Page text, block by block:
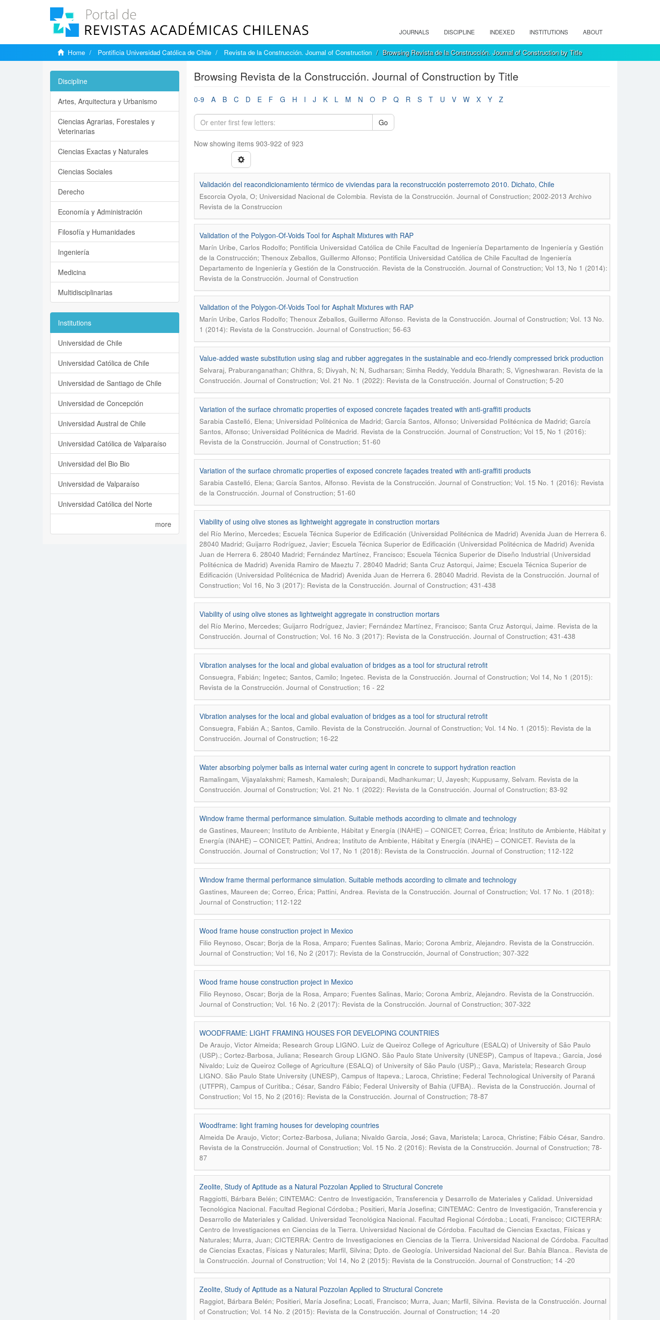
JOURNALS DISCIPLINE INDEXED INSTITUTIONS ABOUT
Home Pontificia Universidad Católica de Chile Revista de la Construcción. Journal of Construction Browsing Revista de la Construcción. Journal of Construction by Title
Browsing Revista de la Construcción. Journal of Construction by Title
0-9 A B C D E F G H I J K L M N O P Q R S T U V W X Y Z
Go
Now showing items 903-922 of 923
Validación del reacondicionamiento térmico de viviendas para la reconstrucción posterremoto 2010. Dichato, Chile
Escorcia Oyola, O; Universidad Nacional de Colombia. Revista de la Construcción. Journal of Construction; 2002-2013 Archivo
Revista de la Construccion
Validation of the Polygon-Of-Voids Tool for Asphalt Mixtures with RAP
Marín Uribe, Carlos Rodolfo; Pontificia Universidad Católica de Chile Facultad de Ingeniería Departamento de Ingeniería y Gestión
de la Construcción; Thenoux Zeballos, Guillermo Alfonso; Pontificia Universidad Católica de Chile Facultad de Ingeniería
Departamento de Ingeniería y Gestión de la Construcción. Revista de la Construcción. Journal of Construction; Vol 13, No 1 (2014):
Revista de la Construcción. Journal of Construction
Validation of the Polygon-Of-Voids Tool for Asphalt Mixtures with RAP
Marín Uribe, Carlos Rodolfo; Thenoux Zeballos, Guillermo Alfonso. Revista de la Construcción. Journal of Construction; Vol. 13 No.
1 (2014): Revista de la Construcción. Journal of Construction; 56-63
Value-added waste substitution using slag and rubber aggregates in the sustainable and eco-friendly compressed brick production
Selvaraj, Praburanganathan; Chithra, S; Divyah, N; N, Sudharsan; Simha Reddy, Yeddula Bharath; S, Vigneshwaran. Revista de la
Construcción. Journal of Construction; Vol. 21 No. 1 (2022): Revista de la Construcción. Journal of Construction; 5-20
Variation of the surface chromatic properties of exposed concrete façades treated with anti-graffiti products
Sarabia Castelló, Elena; Universidad Politécnica de Madrid; García Santos, Alfonso; Universidad Politécnica de Madrid; García
Santos, Alfonso; Universidad Politécnica de Madrid. Revista de la Construcción. Journal of Construction; Vol 15, No 1 (2016):
Revista de la Construcción. Journal of Construction; 51-60
Variation of the surface chromatic properties of exposed concrete façades treated with anti-graffiti products
Sarabia Castelló, Elena; García Santos, Alfonso. Revista de la Construcción. Journal of Construction; Vol. 15 No. 1 (2016): Revista
de la Construcción. Journal of Construction; 51-60
Viability of using olive stones as lightweight aggregate in construction mortars
del Río Merino, Mercedes; Escuela Técnica Superior de Edificación (Universidad Politécnica de Madrid) Avenida Juan de Herrera 6.
28040 Madrid; Guijarro Rodríguez, Javier; Escuela Técnica Superior de Edificación (Universidad Politécnica de Madrid) Avenida
Juan de Herrera 6. 28040 Madrid; Fernández Martínez, Francisco; Escuela Técnica Superior de Diseño Industrial (Universidad
Politécnica de Madrid) Avenida Ramiro de Maeztu 7. 28040 Madrid; Santa Cruz Astorqui, Jaime; Escuela Técnica Superior de
Edificación (Universidad Politécnica de Madrid) Avenida Juan de Herrera 6. 28040 Madrid. Revista de la Construcción. Journal of
Construction; Vol 16, No 3 (2017): Revista de la Construcción. Journal of Construction; 431-438
Viability of using olive stones as lightweight aggregate in construction mortars
del Río Merino, Mercedes; Guijarro Rodríguez, Javier; Fernández Martínez, Francisco; Santa Cruz Astorqui, Jaime. Revista de la
Construcción. Journal of Construction; Vol. 16 No. 3 (2017): Revista de la Construcción. Journal of Construction; 431-438
Vibration analyses for the local and global evaluation of bridges as a tool for structural retrofit
Consuegra, Fabián; Ingetec; Santos, Camilo; Ingetec. Revista de la Construcción. Journal of Construction; Vol 14, No 1 (2015):
Revista de la Construcción. Journal of Construction; 16 - 22
Vibration analyses for the local and global evaluation of bridges as a tool for structural retrofit
Consuegra, Fabián A.; Santos, Camilo. Revista de la Construcción. Journal of Construction; Vol. 14 No. 1 (2015): Revista de la
Construcción. Journal of Construction; 16-22
Water absorbing polymer balls as internal water curing agent in concrete to support hydration reaction
Ramalingam, Vijayalakshmi; Ramesh, Kamalesh; Duraipandi, Madhankumar; U, Jayesh; Kuppusamy, Selvam. Revista de la
Construcción. Journal of Construction; Vol. 21 No. 1 (2022): Revista de la Construcción. Journal of Construction; 83-92
Window frame thermal performance simulation. Suitable methods according to climate and technology
de Gastines, Maureen; Instituto de Ambiente, Hábitat y Energía (INAHE) – CONICET; Correa, Érica; Instituto de Ambiente, Hábitat y
Energía (INAHE) – CONICET; Pattini, Andrea; Instituto de Ambiente, Hábitat y Energía (INAHE) – CONICET. Revista de la
Construcción. Journal of Construction; Vol 17, No 1 (2018): Revista de la Construcción. Journal of Construction; 112-122
Window frame thermal performance simulation. Suitable methods according to climate and technology
Gastines, Maureen de; Correo, Érica; Pattini, Andrea. Revista de la Construcción. Journal of Construction; Vol. 17 No. 1 (2018):
Journal of Construction; 112-122
Wood frame house construction project in Mexico
Filio Reynoso, Oscar; Borja de la Rosa, Amparo; Fuentes Salinas, Mario; Corona Ambriz, Alejandro. Revista de la Construcción.
Journal of Construction; Vol 16, No 2 (2017): Revista de la Construcción, Journal of Construction; 307-322
Wood frame house construction project in Mexico
Filio Reynoso, Oscar; Borja de la Rosa, Amparo; Fuentes Salinas, Mario; Corona Ambriz, Alejandro. Revista de la Construcción.
Journal of Construction; Vol. 16 No. 2 (2017): Revista de la Construcción. Journal of Construction; 307-322
WOODFRAME: LIGHT FRAMING HOUSES FOR DEVELOPING COUNTRIES
De Araujo, Victor Almeida; Research Group LIGNO. Luiz de Queiroz College of Agriculture (ESALQ) of University of São Paulo
(USP).; Cortez-Barbosa, Juliana; Research Group LIGNO. São Paulo State University (UNESP), Campus of Itapeva.; Garcia, José
Nivaldo; Luiz de Queiroz College of Agriculture (ESALQ) of University of São Paulo (USP).; Gava, Maristela; Research Group
LIGNO. São Paulo State University (UNESP), Campus of Itapeva.; Laroca, Christine; Federal Technological University of Paraná
(UTFPR), Campus of Curitiba.; César, Sandro Fábio; Federal University of Bahia (UFBA).. Revista de la Construcción. Journal of
Construction; Vol 15, No 2 (2016): Revista de la Construcción. Journal of Construction; 78-87
Woodframe: light framing houses for developing countries
Almeida De Araujo, Victor; Cortez-Barbosa, Juliana; Nivaldo Garcia, José; Gava, Maristela; Laroca, Christine; Fábio César, Sandro.
Revista de la Construcción. Journal of Construction; Vol. 15 No. 2 (2016): Revista de la Construcción. Journal of Construction; 78-
87
Zeolite, Study of Aptitude as a Natural Pozzolan Applied to Structural Concrete
Raggiotti, Bárbara Belén; CINTEMAC: Centro de Investigación, Transferencia y Desarrollo de Materiales y Calidad. Universidad
Tecnológica Nacional. Facultad Regional Córdoba.; Positieri, María Josefina; CINTEMAC: Centro de Investigación, Transferencia y
Desarrollo de Materiales y Calidad. Universidad Tecnológica Nacional. Facultad Regional Córdoba.; Locati, Francisco; CICTERRA:
Centro de Investigaciones en Ciencias de la Tierra. Universidad Nacional de Córdoba. Facultad de Ciencias Exactas, Físicas y
Naturales; Murra, Juan; CICTERRA: Centro de Investigaciones en Ciencias de la Tierra. Universidad Nacional de Córdoba. Facultad
de Ciencias Exactas, Físicas y Naturales; Marfil, Silvina; Dpto. de Geología. Universidad Nacional del Sur. Bahía Blanca.. Revista de
la Construcción. Journal of Construction; Vol 14, No 2 (2015): Revista de la Construcción. Journal of Construction; 14 -20
Zeolite, Study of Aptitude as a Natural Pozzolan Applied to Structural Concrete
Raggiot, Bárbara Belén; Positieri, María Josefina; Locati, Francisco; Murra, Juan; Marfil, Silvina. Revista de la Construcción. Journal
of Construction; Vol. 14 No. 2 (2015): Revista de la Construcción. Journal of Construction; 14 -20
Discipline
Artes, Arquitectura y Urbanismo
Ciencias Agrarias, Forestales y
Veterinarias
Ciencias Exactas y Naturales
Ciencias Sociales
Derecho
Economía y Administración
Filosofía y Humanidades
Ingeniería
Medicina
Multidisciplinarias
Institutions
Universidad de Chile
Universidad Católica de Chile
Universidad de Santiago de Chile
Universidad de Concepción
Universidad Austral de Chile
Universidad Católica de Valparaíso
Universidad del Bio Bio
Universidad de Valparaíso
Universidad Católica del Norte
more